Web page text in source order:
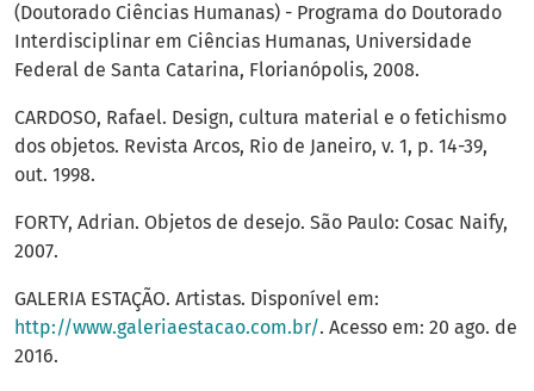
(Doutorado Ciências Humanas) - Programa do Doutorado
Interdisciplinar em Ciências Humanas, Universidade
Federal de Santa Catarina, Florianópolis, 2008.
CARDOSO, Rafael. Design, cultura material e o fetichismo
dos objetos. Revista Arcos, Rio de Janeiro, v. 1, p. 14-39,
out. 1998.
FORTY, Adrian. Objetos de desejo. São Paulo: Cosac Naify,
2007.
GALERIA ESTAÇÃO. Artistas. Disponível em:
http://www.galeriaestacao.com.br/. Acesso em: 20 ago. de
2016.